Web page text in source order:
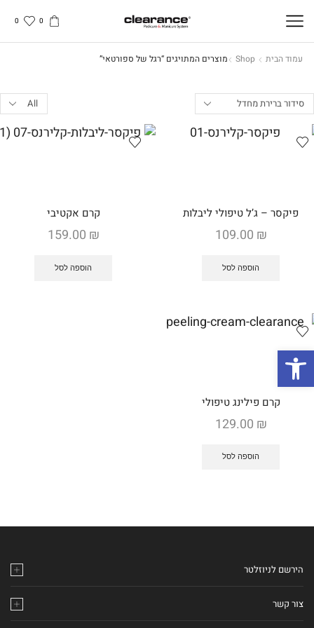
0
0
עמוד הבית Shop מוצרים המתויגים “רגל של ספורטאי”
Products
per
פיקסר – ג’ל טיפולי ליבלות
109.00 ₪
הוספה לסל
קרם אקטיבי
159.00 ₪
הוספה לסל
קרם פילינג טיפולי
129.00 ₪
הוספה לסל
הירשם לניוזלטר
צור קשר
פתח סרגל נגישות